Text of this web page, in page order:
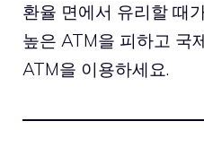
환율 면에서 유리할 때
높은 ATM을 피하고 국
ATM을 이용하세요.